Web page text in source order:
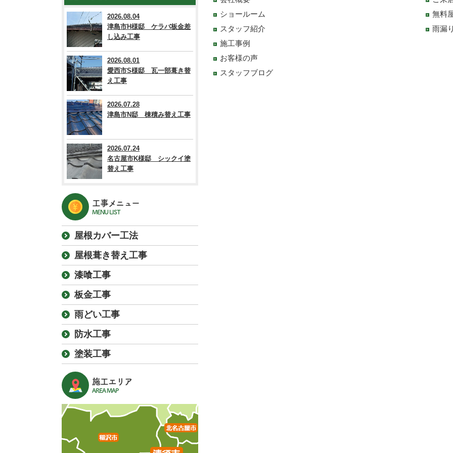
ショールーム
スタッフ紹介
施工事例
お客様の声
スタッフブログ
無料
雨漏
2026.08.04
津島市H様邸 ケラバ板金差
し込み工事
2026.08.01
愛西市S様邸 瓦一部葺き替
え工事
2026.07.28
津島市N邸 棟積み替え工事
2026.07.24
名古屋市K様邸 シックイ塗
替え工事
工事メニュー
MENU LIST
屋根カバー工法
屋根葺き替え工事
漆喰工事
板金工事
雨どい工事
防水工事
塗装工事
施工エリア
AREA MAP